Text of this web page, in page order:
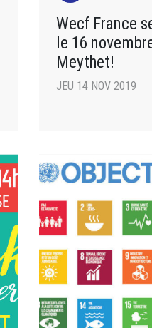
Wecf France
le 16
Meythet!
JEU 14 NOV 2019